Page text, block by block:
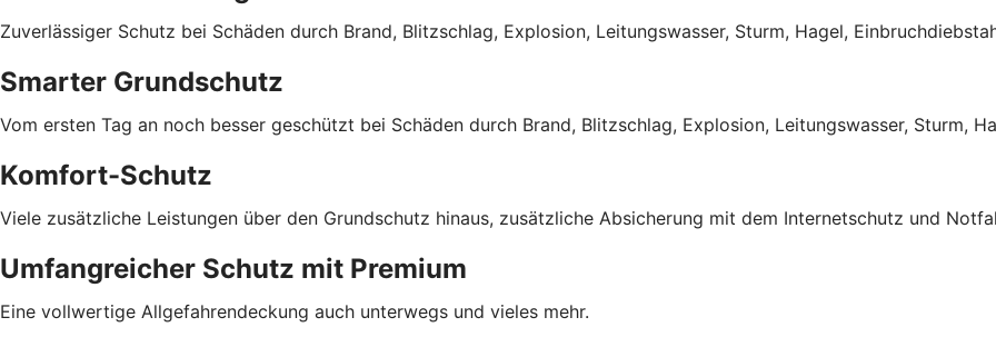
Zuverlässiger Schutz bei Schäden durch Brand, Blitzschlag, Explosion, Leitungswasser, Sturm, Hagel,
Smarter Grundschutz
Vom ersten Tag an noch besser geschützt bei Schäden durch Brand, Blitzschlag, Explosion, Leitungswasser, Sturm,
Komfort-Schutz
Viele zusätzliche Leistungen über den Grundschutz hinaus, zusätzliche Absicherung mit dem Internetschutz und
Umfangreicher Schutz mit Premium
Eine vollwertige Allgefahrendeckung auch unterwegs und vieles mehr.